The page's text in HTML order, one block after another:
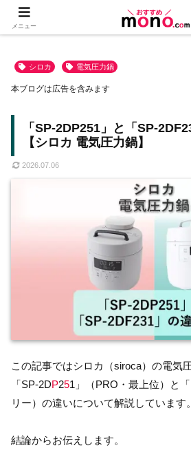
シロカ 電気圧力鍋
「SP-2DP251」と「SP-
【シロカ 電気圧力鍋】
2026.07.06
本ブログは広告を含みます
この記事ではシロカ（siroca）の電気
「SP-2DP251」（PRO・最上位）と
リー）の違いについて解説しています。
結論からお伝えします。
メニュー